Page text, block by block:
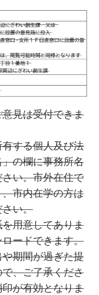
見は受付できま
する個人及び法
の欄に事務所名
い。市外在住で
市内在学の方は
さい。
用意してありま
ードできます。
期間が過ぎた提
、ご了承くださ
が有効となりま